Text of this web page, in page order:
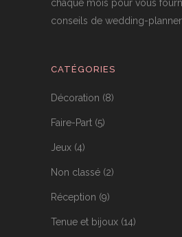
chaque mois pour vous
conseils de wedding-
CATÉGORIES
Décoration (8)
Faire-Part (5)
Jeux (4)
Non classé (2)
Réception (9)
Tenue et bijoux (14)